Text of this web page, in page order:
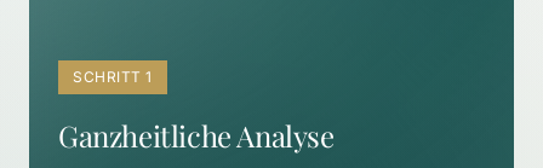
SCHRITT 1
Ganzheitliche Analyse